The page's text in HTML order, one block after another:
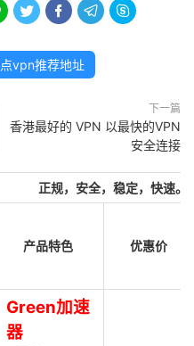
   
vpn推荐地址
下一篇
香港最好的 VPN 以最快的VPN
安全连接
正规，安全，稳定，快速。
产品特色 优惠价
Green加速
器